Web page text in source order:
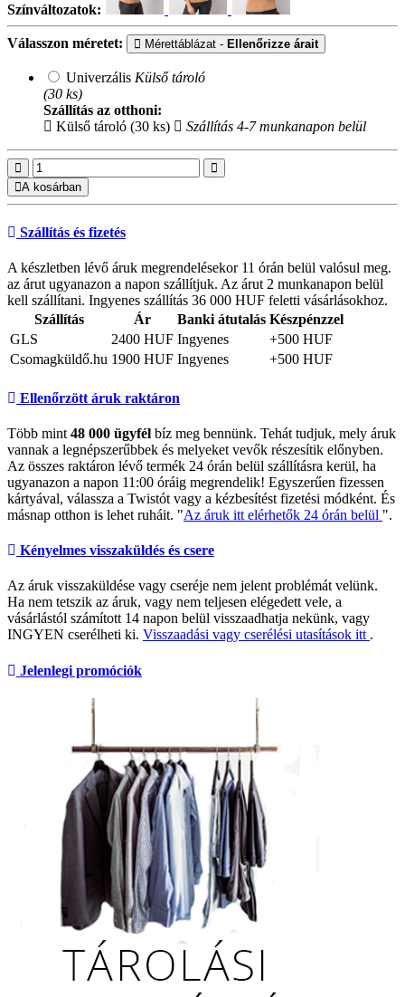
Színváltozatok:
Válasszon méretet: Mérettáblázat - Ellenőrizze árait
Univerzális Külső tároló
(30 ks)
Szállítás az otthoni:
Külső tároló (30 ks)
Szállítás 4-7 munkanapon belül
A kosárban
Szállítás és fizetés
A készletben lévő áruk megrendelésekor 11 órán belül valósul meg.
az árut ugyanazon a napon szállítjuk. Az árut 2 munkanapon belül
kell szállítani. Ingyenes szállítás 36 000 HUF feletti vásárlásokhoz.
Szállítás
Ár Banki átutalás Készpénzzel
GLS
2400 HUF Ingyenes
+500 HUF
Csomagküldő.hu 1900 HUF Ingyenes +500 HUF
Ellenőrzött áruk raktáron
Több mint 48 000 ügyfél bíz meg bennünk. Tehát tudjuk, mely áruk
vannak a legnépszerűbbek és melyeket vevők részesítik előnyben.
Az összes raktáron lévő termék 24 órán belül szállításra kerül, ha
ugyanazon a napon 11:00 óráig megrendelik! Egyszerűen fizessen
kártyával, válassza a Twistót vagy a kézbesítést fizetési módként. És
másnap otthon is lehet ruháit. "Az áruk itt elérhetők 24 órán belül ".
Kényelmes visszaküldés és csere
Az áruk visszaküldése vagy cseréje nem jelent problémát velünk.
Ha nem tetszik az áruk, vagy nem teljesen elégedett vele, a
vásárlástól számított 14 napon belül visszaadhatja nekünk, vagy
INGYEN cserélheti ki. Visszaadási vagy cserélési utasítások itt .
Jelenlegi promóciók